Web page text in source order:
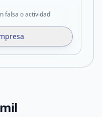
falsa o actividad